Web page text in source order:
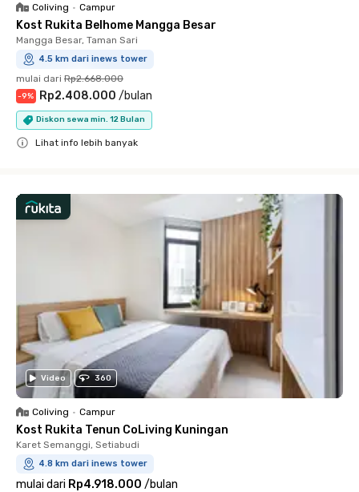
Coliving • Campur
Kost Rukita Belhome Mangga Besar
Mangga Besar, Taman Sari
4.5 km dari inews tower
mulai dari Rp2.668.000
-9% Rp2.408.000 /bulan
Diskon sewa min. 12 Bulan
Lihat info lebih banyak
Video 360
Coliving • Campur
Kost Rukita Tenun CoLiving Kuningan
Karet Semanggi, Setiabudi
4.8 km dari inews tower
mulai dari Rp4.918.000 /bulan